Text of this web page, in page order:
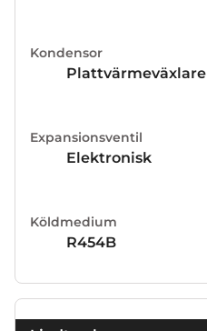
Kondensor
Plattvärmeväxlare
Expansionsventil
Elektronisk
Köldmedium
R454B